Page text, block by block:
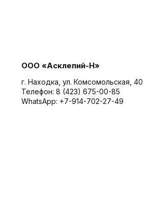
ООО «Асклепий-Н»
г. Находка, ул. Комсомольская, 40
Телефон: 8 (423) 675-00-85
WhatsApp: +7-914-702-27-49